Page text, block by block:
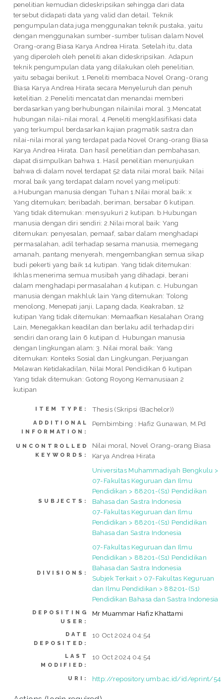
penelitian kemudian dideskripsikan sehingga dari data
tersebut didapati data yang valid dan detail. Teknik
pengumpulan data juga menggunakan teknik pustaka, yaitu
dengan menggunakan sumber-sumber tulisan dalam Novel
Orang-orang Biasa Karya Andrea Hirata. Setelah itu, data
yang diperoleh oleh peneliti akan dideskripsikan. Adapun
teknik pengumpulan data yang dilakukan oleh penelitian,
yaitu sebagai berikut. 1.Peneliti membaca Novel Orang-0rang
Biasa Karya Andrea Hirata secara Menyeluruh dan penuh
ketelitian. 2.Peneliti mencatat dan menandai memberi
berdasarkan yang berhubungan nilainilai moral. 3.Mencatat
hubungan nilai-nilai moral. 4.Peneliti mengklasifikasi data
yang terkumpul berdasarkan kajian pragmatik sastra dan
nilai-nilai moral yang terdapat pada Novel Orang-orang Biasa
Karya Andrea Hirata. Dan hasil penelitian dan pembahasan,
dapat disimpulkan bahwa 1. Hasil penelitian menunjukan
bahwa di dalam novel terdapat 52 data nilai moral baik. Nilai
moral baik yang terdapat dalam novel yang meliputi:
a.Hubungan manusia dengan Tuhan 1.Nilai moral baik: x
Yang ditemukan; beribadah, beriman, bersabar 6 kutipan.
Yang tidak ditemukan: mensyukuri 2 kutipan. b.Hubungan
manusia dengan diri sendiri: 2.Nilai moral baik: Yang
ditemukan: penyesalan, pemaaf, sabar dalam menghadapi
permasalahan, adil terhadap sesama manusia, memegang
amanah, pantang menyerah, mengembangkan semua sikap
budi pekerti yang baik 14 kutipan. Yang tidak ditemukan:
Ikhlas menerima semua musibah yang dihadapi, berani
dalam menghadapi permasalahan 4 kutipan. c. Hubungan
manusia dengan makhluk lain Yang ditemukan: Tolong
menolong, Menepati janji, Lapang dada, Keakraban, 12
kutipan Yang tidak ditemukan: Memaafkan Kesalahan Orang
Lain, Menegakkan keadilan dan berlaku adil terhadap diri
sendiri dan orang lain 6 kutipan d. Hubungan manusia
dengan lingkungan alam: 3. Nilai moral baik: Yang
ditemukan: Konteks Sosial dan Lingkungan, Perjuangan
Melawan Ketidakadilan, Nilai Moral Pendidikan 6 kutipan
Yang tidak ditemukan: Gotong Royong Kemanusiaan 2
kutipan
ITEM TYPE: Thesis (Skripsi (Bachelor))
ADDITIONAL
INFORMATION:
Pembimbing : Hafiz Gunawan, M.Pd
UNCONTROLLED
KEYWORDS:
Nilai moral, Novel Orang-orang Biasa
Karya Andrea Hirata
SUBJECTS:
Universitas Muhammadiyah Bengkulu >
07-Fakultas Keguruan dan Ilmu
Pendidikan > 88201-(S1) Pendidikan
Bahasa dan Sastra Indonesia
07-Fakultas Keguruan dan Ilmu
Pendidikan > 88201-(S1) Pendidikan
Bahasa dan Sastra Indonesia
DIVISIONS:
07-Fakultas Keguruan dan Ilmu
Pendidikan > 88201-(S1) Pendidikan
Bahasa dan Sastra Indonesia
Subjek Terkait > 07-Fakultas Keguruan
dan Ilmu Pendidikan > 88201-(S1)
Pendidikan Bahasa dan Sastra Indonesia
DEPOSITING
USER:
Mr Muammar Hafiz Khattami
DATE
DEPOSITED:
10 Oct 2024 04:54
LAST
MODIFIED:
10 Oct 2024 04:54
URI: http://repository.umb.ac.id/id/eprint/